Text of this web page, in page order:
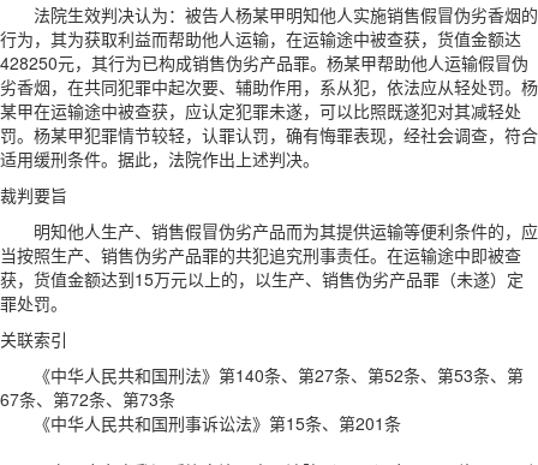
法院生效判决认为：被告人杨某甲明知他人实施销售假冒伪劣香烟的
行为，其为获取利益而帮助他人运输，在运输途中被查获，货值金额达
428250元，其行为已构成销售伪劣产品罪。杨某甲帮助他人运输假冒伪
劣香烟，在共同犯罪中起次要、辅助作用，系从犯，依法应从轻处罚。杨
某甲在运输途中被查获，应认定犯罪未遂，可以比照既遂犯对其减轻处
罚。杨某甲犯罪情节较轻，认罪认罚，确有悔罪表现，经社会调查，符合
适用缓刑条件。据此，法院作出上述判决。
裁判要旨
明知他人生产、销售假冒伪劣产品而为其提供运输等便利条件的，应
当按照生产、销售伪劣产品罪的共犯追究刑事责任。在运输途中即被查
获，货值金额达到15万元以上的，以生产、销售伪劣产品罪（未遂）定
罪处罚。
关联索引
《中华人民共和国刑法》第140条、第27条、第52条、第53条、第
67条、第72条、第73条
《中华人民共和国刑事诉讼法》第15条、第201条